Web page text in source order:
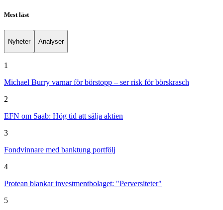
Mest läst
Nyheter Analyser
1
Michael Burry varnar för börstopp – ser risk för börskrasch
2
EFN om Saab: Hög tid att sälja aktien
3
Fondvinnare med banktung portfölj
4
Protean blankar investmentbolaget: "Perversiteter"
5